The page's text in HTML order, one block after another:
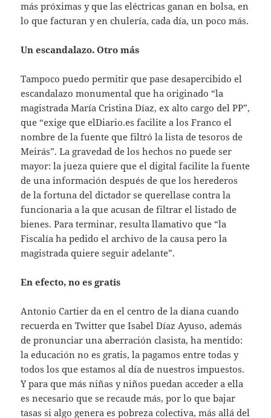
más próximas y que las eléctricas ganan en bolsa, en
lo que facturan y en chulería, cada día, un poco más.
Un escandalazo. Otro más
Tampoco puedo permitir que pase desapercibido el
escandalazo monumental que ha originado “la
magistrada María Cristina Díaz, ex alto cargo del PP”,
que “exige que elDiario.es facilite a los Franco el
nombre de la fuente que filtró la lista de tesoros de
Meirás”. La gravedad de los hechos no puede ser
mayor: la jueza quiere que el digital facilite la fuente
de una información después de que los herederos
de la fortuna del dictador se querellase contra la
funcionaria a la que acusan de filtrar el listado de
bienes. Para terminar, resulta llamativo que “la
Fiscalía ha pedido el archivo de la causa pero la
magistrada quiere seguir adelante”.
En efecto, no es gratis
Antonio Cartier da en el centro de la diana cuando
recuerda en Twitter que Isabel Díaz Ayuso, además
de pronunciar una aberración clasista, ha mentido:
la educación no es gratis, la pagamos entre todas y
todos los que estamos al día de nuestros impuestos.
Y para que más niñas y niños puedan acceder a ella
es necesario que se recaude más, por lo que bajar
tasas si algo genera es pobreza colectiva, más allá del